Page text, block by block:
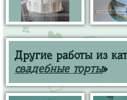
Другие работы из
свадебные торты»